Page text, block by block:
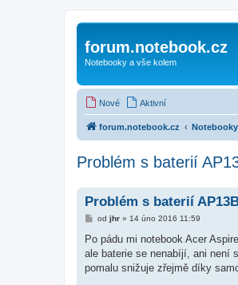
forum.notebook.cz
Notebooky a vše kolem
Nové Aktivní
forum.notebook.cz
Problém s baterií
Problém s baterií
P
í
p
ě
od jhr» 14 úno 2016 11:59
Po pádu mi notebook Acer
ale baterie se nenabíjí, ani není
pomalu snižuje zřejmě díky